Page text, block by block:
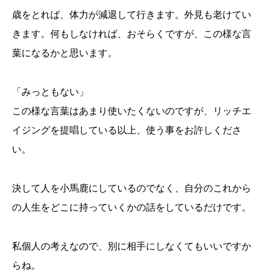
歳をとれば、体力が減退して行きます。外見も老けてい
きます。何もしなければ、おそらくですが、この様な言
葉になるかと思います。
「みっともない」
この様な言葉はあまり使いたくないのですが、リッチエ
イジングを提唱している以上、使う事をお許しくださ
い。
決して人を小馬鹿にしているのでなく、自分のこれから
の人生をどこに持っていくかの話をしているだけです。
私個人の考えなので、別に相手にしなくてもいいですか
らね。